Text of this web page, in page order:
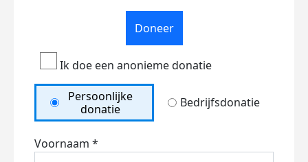
Doneer
Ik doe een anonieme donatie
Persoonlijke
donatie
Bedrijfsdonatie
Voornaam *